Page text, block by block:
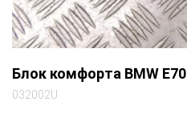
Блок комфорта BMW E70
032002U